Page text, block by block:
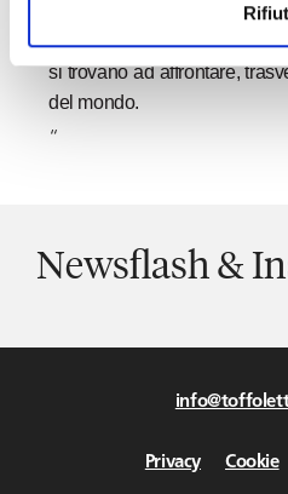
Durante l’incontro
peculiari del diritto del
si trovano ad affrontare,
del mondo.
“
Newsflash &
Vedi tutti gli
Privacy Cookie